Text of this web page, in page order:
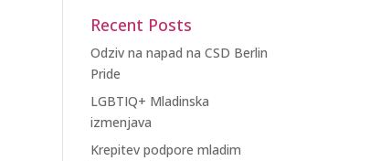
Recent Posts
Odziv na napad na CSD Berlin
Pride
LGBTIQ+ Mladinska
izmenjava
Krepitev podpore mladim